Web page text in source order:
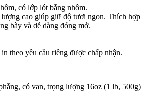
có lớp lót bằng nhôm.
cao giúp giữ độ tươi ngon. Thích hợp
bày và dễ dàng đóng mở.
theo yêu cầu riêng được chấp nhận.